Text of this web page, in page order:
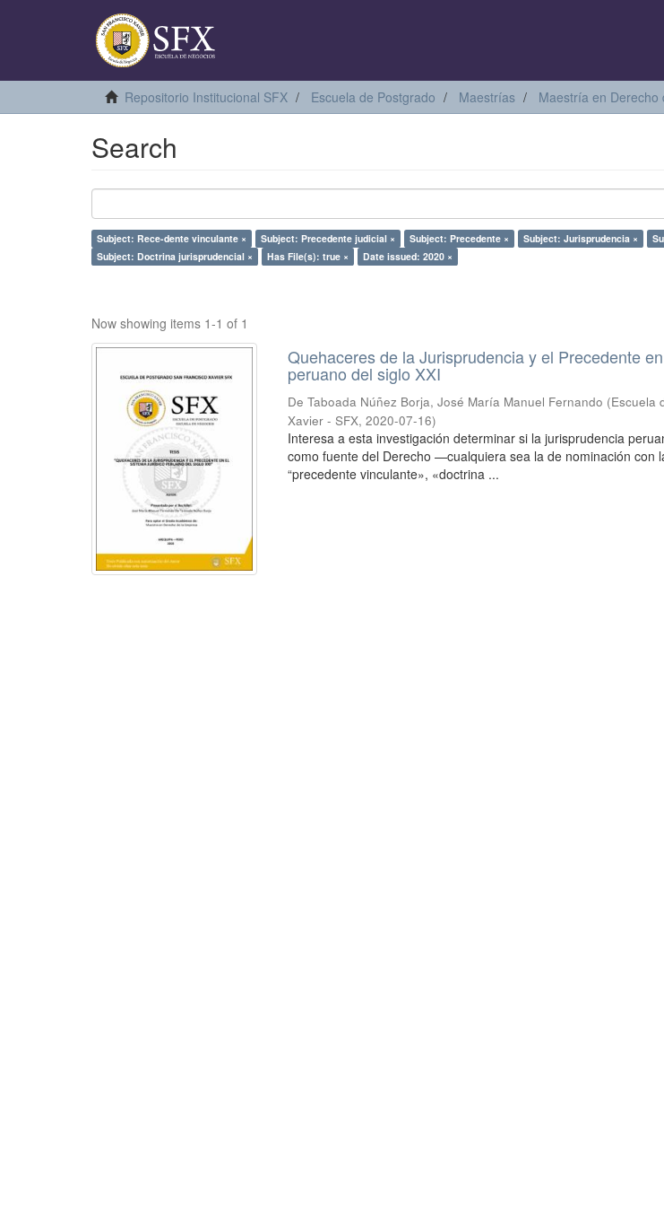
Repositorio Institucional SFX Escuela de Postgrado Maestrías Maestría en Derecho
Search
Subject: Rece-dente vinculante × Subject: Precedente judicial × Subject: Precedente × Subject: Jurisprudencia ×
Subject: Doctrina jurisprudencial ×
Has File(s): true × Date issued: 2020 ×
Now showing items 1-1 of 1
Quehaceres de la Jurisprudencia y el Precedente
peruano del siglo XXI
De Taboada Núñez Borja, José María Manuel Fernando (Escuela
Xavier - SFX,2020-07-16)
Interesa a esta investigación determinar si la jurisprudencia
como fuente del Derecho —cualquiera sea la de nominación con
“precedente vinculante», «doctrina ...